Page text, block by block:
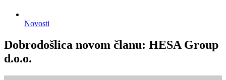
Novosti
Dobrodošlica novom članu: HESA Group
d.o.o.